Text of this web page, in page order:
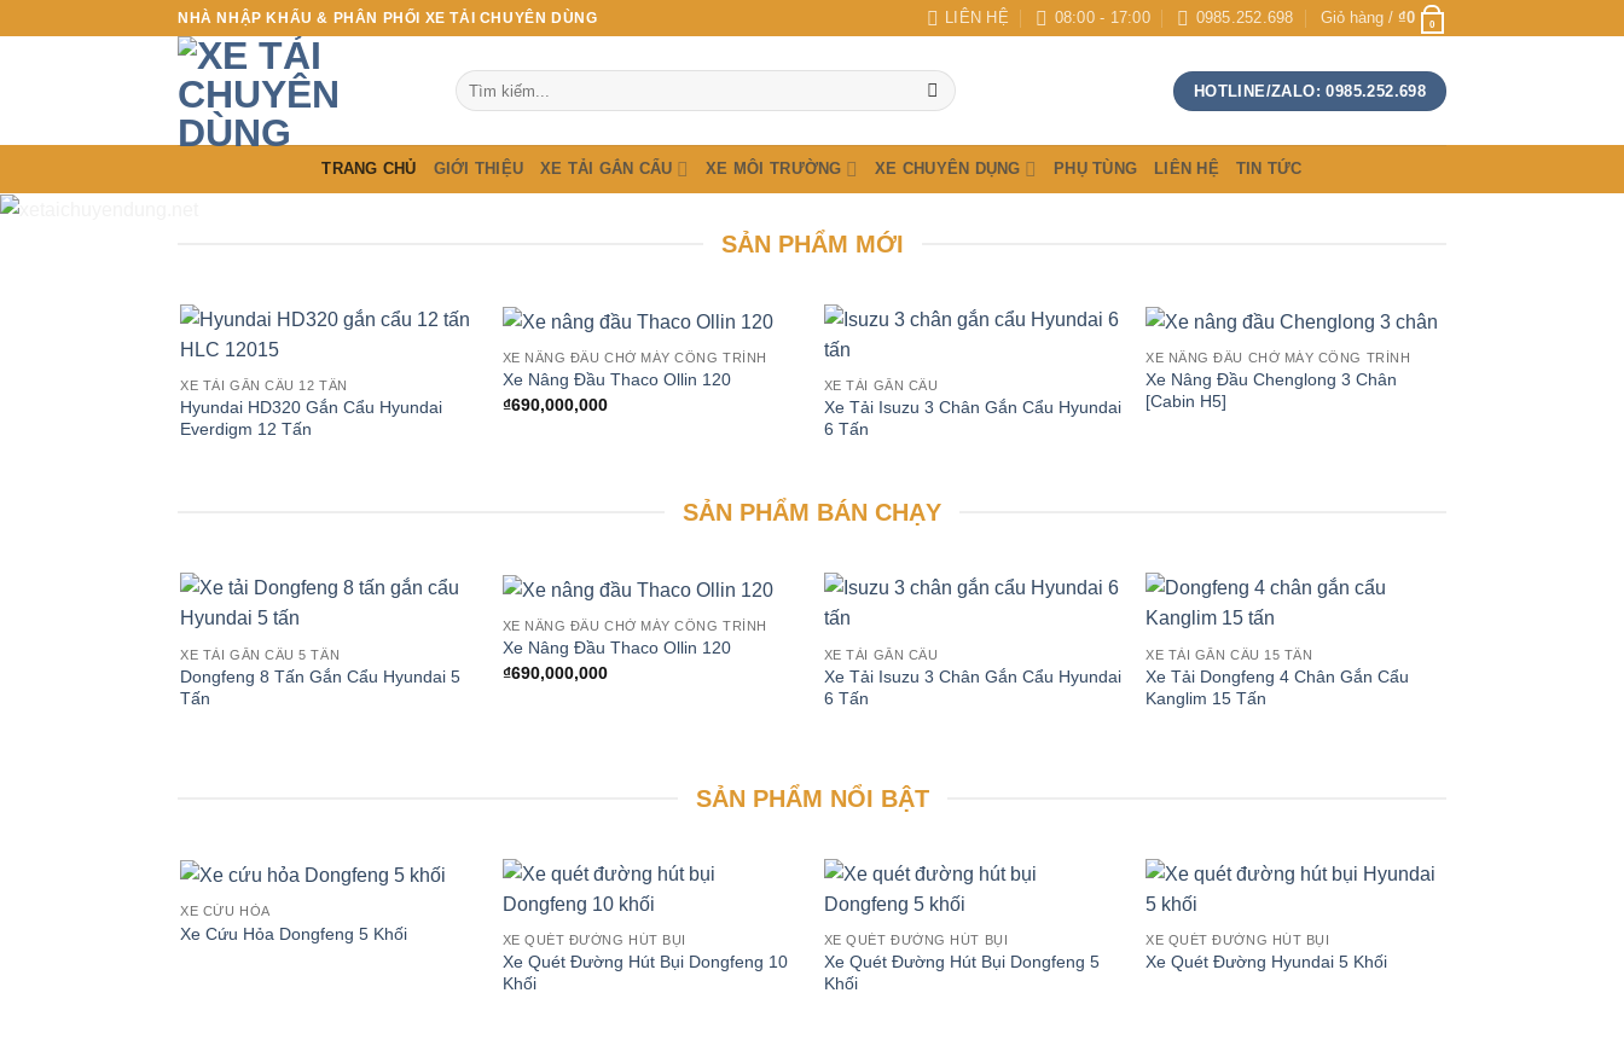
NHÀ NHẬP KHẨU & PHÂN PHỐI XE TẢI CHUYÊN DÙNG LIÊN HỆ 08:00 - 17:00 0985.252.698 Giỏ hàng / ₫0 0
Tìm
kiếm:
HOTLINE/ZALO: 0985.252.698
TRANG CHỦ GIỚI THIỆU XE TẢI GẮN CẨU XE MÔI TRƯỜNG XE CHUYÊN DỤNG PHỤ TÙNG LIÊN HỆ TIN TỨC
SẢN PHẨM MỚI
XE TẢI GẮN CẨU 12 TẤN
Hyundai HD320 Gắn Cẩu Hyundai
Everdigm 12 Tấn
XE NÂNG ĐẦU CHỞ MÁY CÔNG TRÌNH
Xe Nâng Đầu Thaco Ollin 120
₫690,000,000
XE TẢI GẮN CẨU
Xe Tải Isuzu 3 Chân Gắn Cẩu Hyundai
6 Tấn
XE NÂNG ĐẦU CHỞ MÁY CÔNG TRÌNH
Xe Nâng Đầu Chenglong 3 Chân
[Cabin H5]
SẢN PHẨM BÁN CHẠY
XE TẢI GẮN CẨU 5 TẤN
Dongfeng 8 Tấn Gắn Cẩu Hyundai 5
Tấn
XE NÂNG ĐẦU CHỞ MÁY CÔNG TRÌNH
Xe Nâng Đầu Thaco Ollin 120
₫690,000,000
XE TẢI GẮN CẨU
Xe Tải Isuzu 3 Chân Gắn Cẩu Hyundai
6 Tấn
XE TẢI GẮN CẨU 15 TẤN
Xe Tải Dongfeng 4 Chân Gắn Cẩu
Kanglim 15 Tấn
SẢN PHẨM NỔI BẬT
XE CỨU HỎA
Xe Cứu Hỏa Dongfeng 5 Khối XE QUÉT ĐƯỜNG HÚT BỤI
Xe Quét Đường Hút Bụi Dongfeng 10
Khối
XE QUÉT ĐƯỜNG HÚT BỤI
Xe Quét Đường Hút Bụi Dongfeng 5
Khối
XE QUÉT ĐƯỜNG HÚT BỤI
Xe Quét Đường Hyundai 5 Khối